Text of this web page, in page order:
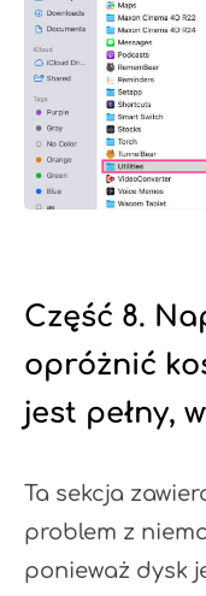
Część 8.
opróżnić
jest pełny,
Ta sekcja
problem z
ponieważ dysk